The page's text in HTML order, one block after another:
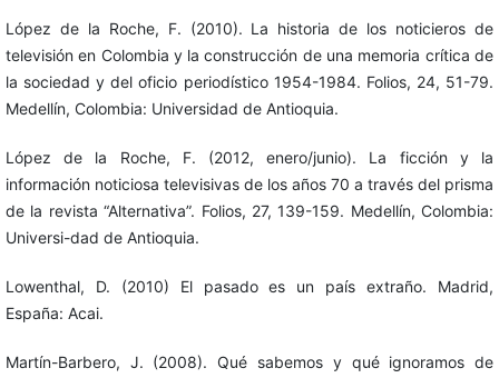
López de la Roche, F. (2010). La historia de los noticieros de
televisión en Colombia y la construcción de una memoria crítica de
la sociedad y del oficio periodístico 1954-1984. Folios, 24, 51-79.
Medellín, Colombia: Universidad de Antioquia.
López de la Roche, F. (2012, enero/junio). La ficción y la
información noticiosa televisivas de los años 70 a través del prisma
de la revista “Alternativa”. Folios, 27, 139-159. Medellín, Colombia:
Universi-dad de Antioquia.
Lowenthal, D. (2010) El pasado es un país extraño. Madrid,
España: Acai.
Martín-Barbero, J. (2008). Qué sabemos y qué ignoramos de